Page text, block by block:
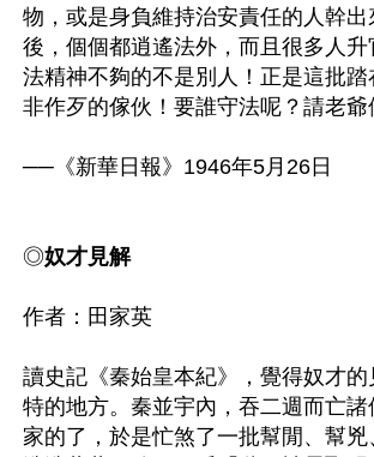
物，或是身負維持治安責任的人幹出
後，個個都逍遙法外，而且很多人升
法精神不夠的不是別人！正是這批踏
非作歹的傢伙！要誰守法呢？請老爺
──《新華日報》1946年5月26日
◎奴才見解
作者：田家英
讀史記《秦始皇本紀》，覺得奴才的
特的地方。秦並宇內，吞二週而亡諸
家的了，於是忙煞了一批幫閒、幫兇